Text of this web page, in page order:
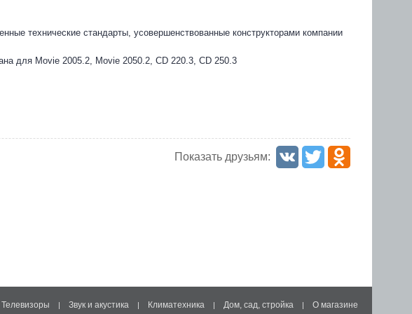
технические стандарты, усовершенствованные конструкторами компании
для Movie 2005.2, Movie 2050.2, CD 220.3, CD 250.3
Показать друзьям:
Телевизоры | Звук и акустика | Климатехника | Дом, сад, стройка | О магазине